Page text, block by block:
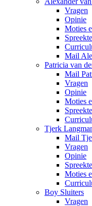
Vragen
Opinie
Moties
Mail
Patricia van
Mail
Vragen
Opinie
Moties
Tjerk
Mail
Vragen
Opinie
Moties
Boy Sluiters
Vragen